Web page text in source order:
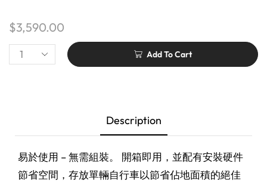
$3,590.00
Add To Cart
Description
易於使用 – 無需組裝。 開箱即用，並配有安裝硬件
節省空間，存放單輛自行車以節省佔地面積的絕佳